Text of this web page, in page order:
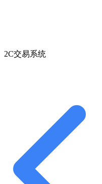
2C交易系统